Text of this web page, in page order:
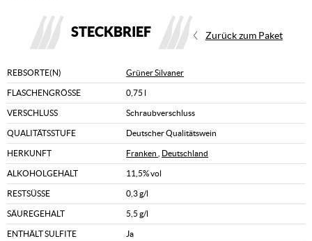
STECKBRIEF Zurück zum Paket
REBSORTE(N) Grüner Silvaner
FLASCHENGRÖSSE 0,75 l
VERSCHLUSS Schraubverschluss
QUALITÄTSSTUFE Deutscher Qualitätswein
HERKUNFT Franken Deutschland
ALKOHOLGEHALT 11,5% vol
RESTSÜSSE 0,3 g/l
SÄUREGEHALT 5,5 g/l
ENTHÄLT SULFITE Ja